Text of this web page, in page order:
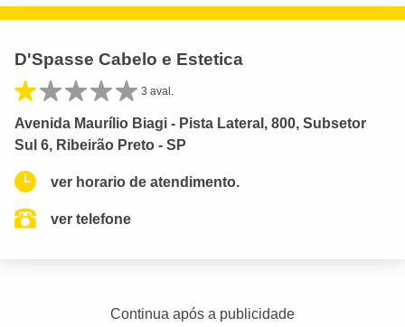
D'Spasse Cabelo e Estetica
3 aval.
Avenida Maurílio Biagi - Pista Lateral, 800, Subsetor
Sul 6, Ribeirão Preto - SP
ver horario de atendimento.
ver telefone
Continua após a publicidade